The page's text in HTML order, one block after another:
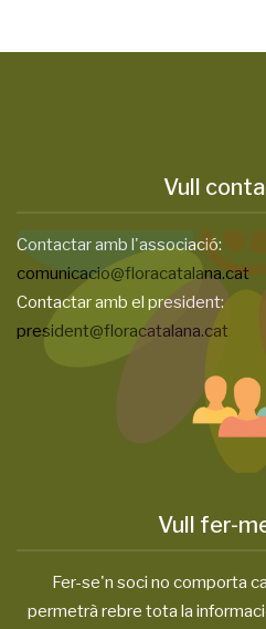
Vull
Contactar amb l'associació:
comunicacio@floracatalana.cat
Contactar amb el president:
president@floracatalana.cat
Vull fer-
Fer-se'n soci no comporta
permetrà rebre tota la